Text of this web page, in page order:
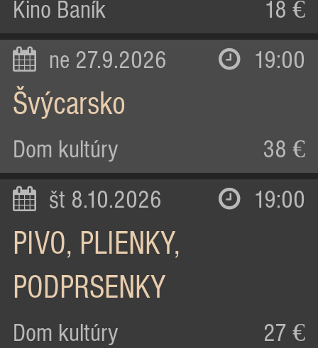
Kino Baník 18 €
ne 27.9.2026 19:00
Švýcarsko
Dom kultúry 38 €
št 8.10.2026 19:00
PIVO, PLIENKY,
PODPRSENKY
Dom kultúry 27 €